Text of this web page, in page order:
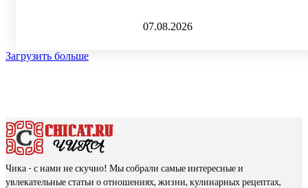
07.08.2026
Загрузить больше
Чика - с нами не скучно! Мы собрали самые интересные и
увлекательные статьи о отношениях, жизни, кулинарных рецептах,